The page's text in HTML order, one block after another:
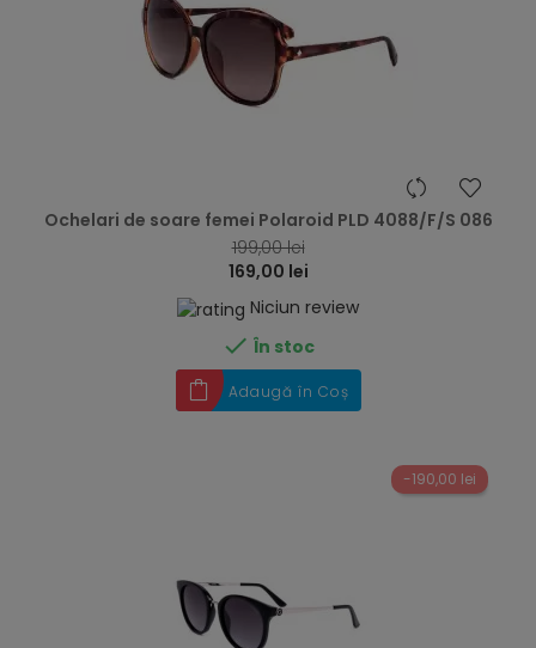
Ochelari de soare femei Polaroid PLD 4088/F/S 086
199,00 lei
169,00 lei
Niciun review
 În stoc
Adaugă în Coș
-190,00 lei